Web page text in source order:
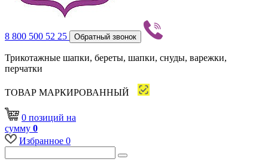
8 800 500 52 25 Обратный звонок
Трикотажные шапки, береты, шапки, снуды, варежки,
перчатки
ТОВАР МАРКИРОВАННЫЙ
0 позиций на
сумму 0
Избранное 0